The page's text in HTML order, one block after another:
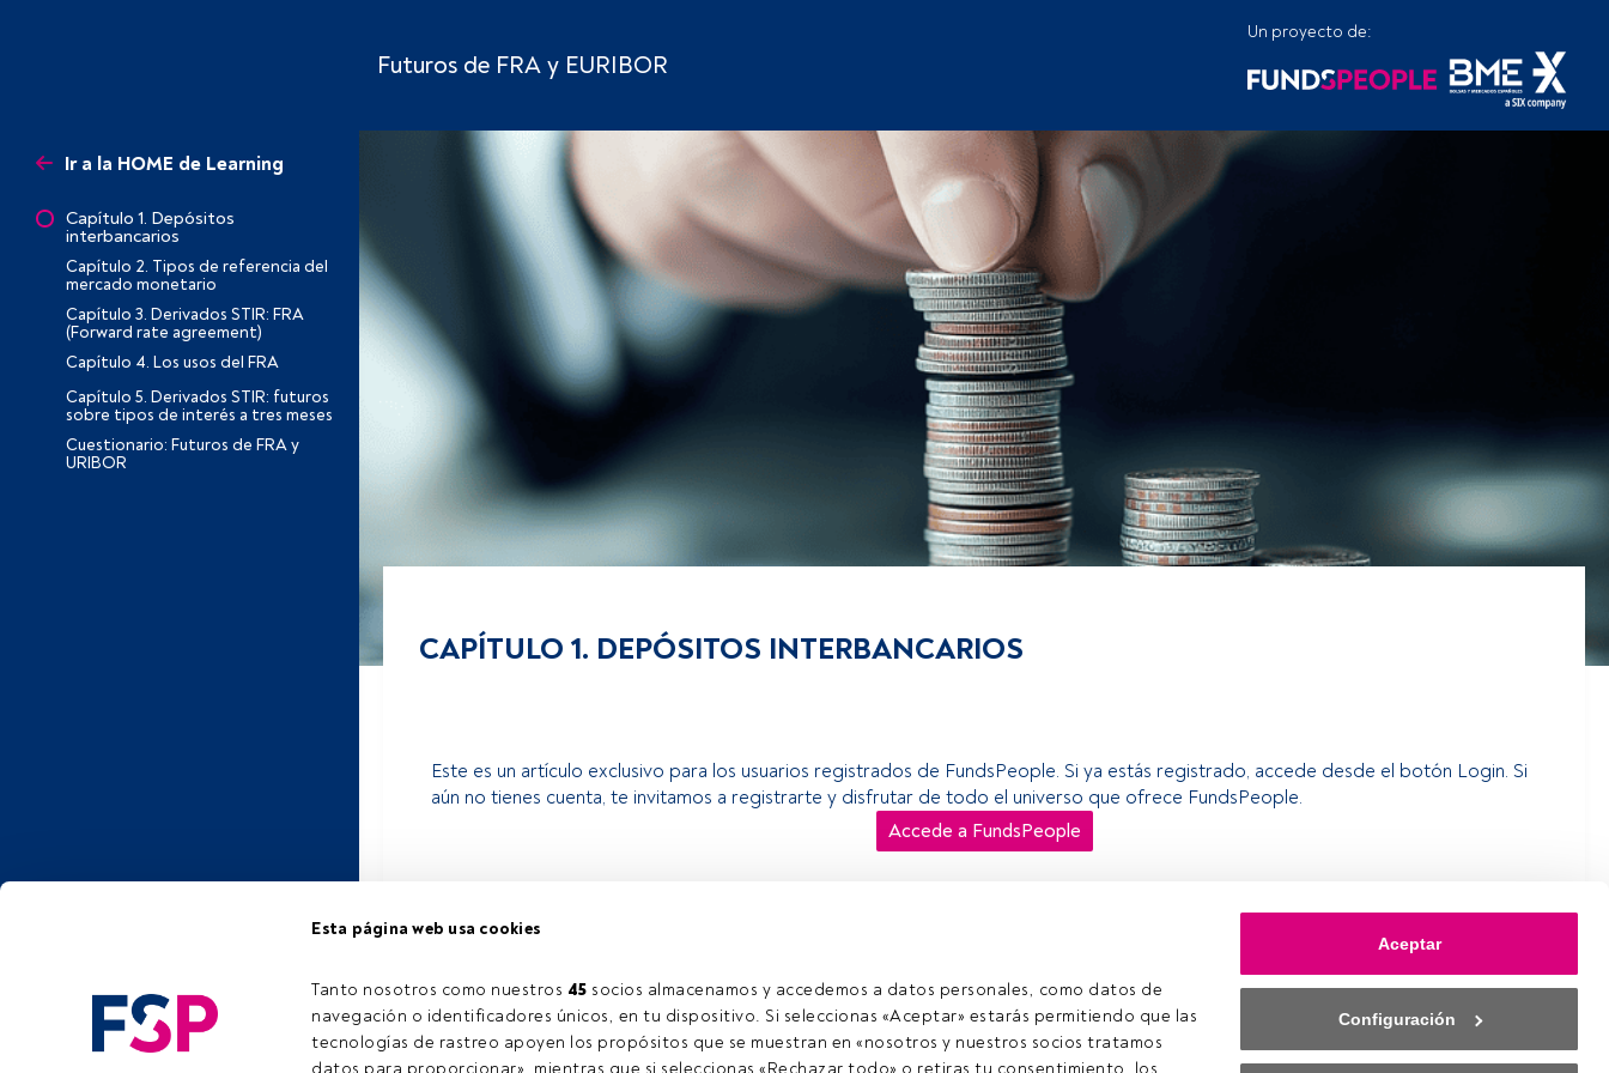
Esta página web usa cookies
Tanto nosotros como nuestros 45 socios almacenamos y accedemos a datos personales, como datos de
navegación o identificadores únicos, en tu dispositivo. Si seleccionas «Aceptar» estarás permitiendo que las
tecnologías de rastreo apoyen los propósitos que se muestran en «nosotros y nuestros socios tratamos
Aceptar
Configuración
Futuros de FRA y EURIBOR
Un proyecto de:
Ir a la HOME de Learning
Capítulo 1. Depósitos
interbancarios
Capítulo 2. Tipos de referencia del
mercado monetario
Capítulo 3. Derivados STIR: FRA
(Forward rate agreement)
Capítulo 4. Los usos del FRA
Capítulo 5. Derivados STIR: futuros
sobre tipos de interés a tres meses
Cuestionario: Futuros de FRA y
URIBOR
CAPÍTULO 1. DEPÓSITOS INTERBANCARIOS
Este es un artículo exclusivo para los usuarios registrados de FundsPeople. Si ya estás registrado, accede desde el botón Login. Si
aún no tienes cuenta, te invitamos a registrarte y disfrutar de todo el universo que ofrece FundsPeople.
Accede a FundsPeople